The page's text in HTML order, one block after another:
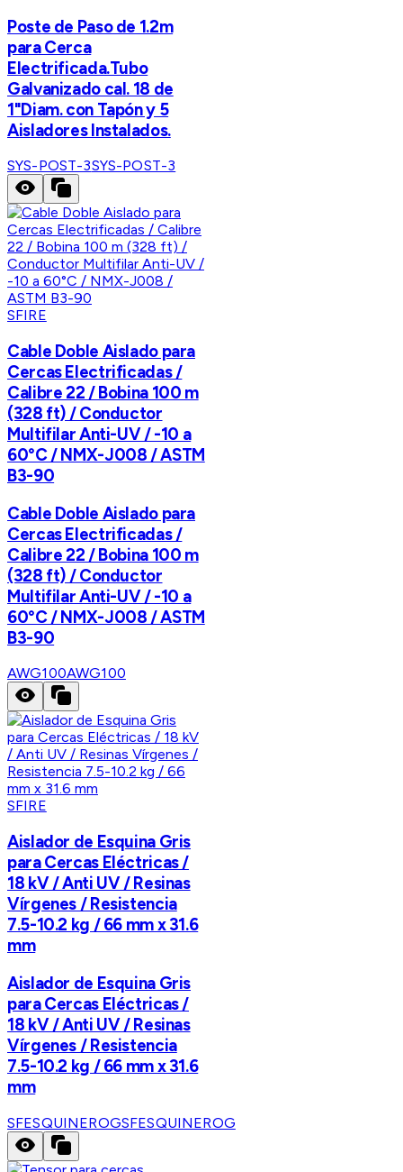
Poste de Paso de 1.2m
para Cerca
Electrificada.Tubo
Galvanizado cal. 18 de
1"Diam. con Tapón y 5
Aisladores Instalados.
SYS-POST-3SYS-POST-3
SFIRE
Cable Doble Aislado para
Cercas Electrificadas /
Calibre 22 / Bobina 100 m
(328 ft) / Conductor
Multifilar Anti-UV / -10 a
60°C / NMX-J008 / ASTM
B3-90
Cable Doble Aislado para
Cercas Electrificadas /
Calibre 22 / Bobina 100 m
(328 ft) / Conductor
Multifilar Anti-UV / -10 a
60°C / NMX-J008 / ASTM
B3-90
AWG100AWG100
SFIRE
Aislador de Esquina Gris
para Cercas Eléctricas /
18 kV / Anti UV / Resinas
Vírgenes / Resistencia
7.5-10.2 kg / 66 mm x 31.6
mm
Aislador de Esquina Gris
para Cercas Eléctricas /
18 kV / Anti UV / Resinas
Vírgenes / Resistencia
7.5-10.2 kg / 66 mm x 31.6
mm
SFESQUINEROGSFESQUINEROG